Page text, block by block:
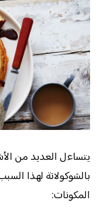
يتساءل العديد من
بالشوكولاتة لهذا
المكونات: